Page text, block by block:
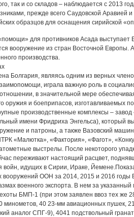
так и со складов – наблюдается с 2013
прежде всего Саудовской Аравией и
образцов для оснащения сирийской
для противников Асада выступает
вооружение из стран Восточной Европы.
производства.
Болгария, являясь одним из верных
играла важную роль в
в значительной мере обеспечивая
оружия и боеприпасов, изготавливаемых
производственные комплексы –
имени Фридриха Энгельса), который
и патроны, а также Вазовский
«Малютка», «Фактория», «Фагот»,
выстрелы. После некоторого
переживают настоящий расцвет,
войн, идущих в Сирии, Ираке,
вооружений ООН за 2014, 2015 и 2016 годы
военного экспорта. В нем за
БМП-1 (при этом заявлен ввоз тех же
минометов, 40 23-мм авиационных пушек,
аналог СПГ-9), 4041 подствольный